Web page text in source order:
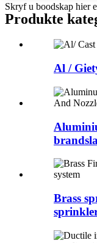
Skryf u boodskap hier
Produkte
Al /
Brass